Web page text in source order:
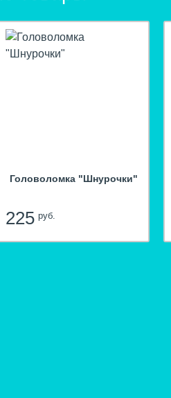
Головоломка "Шнурочки"
225руб.